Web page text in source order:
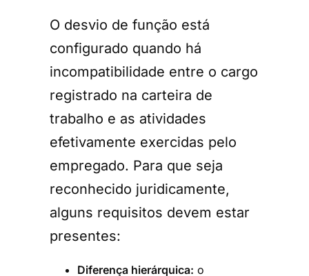
O desvio de função está
configurado quando há
incompatibilidade entre o cargo
registrado na carteira de
trabalho e as atividades
efetivamente exercidas pelo
empregado. Para que seja
reconhecido juridicamente,
alguns requisitos devem estar
presentes:
Diferença hierárquica: o